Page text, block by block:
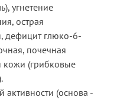
угнетение
острая
дефицит глюко-6-
почечная
кожи (грибковые
активности (основа -